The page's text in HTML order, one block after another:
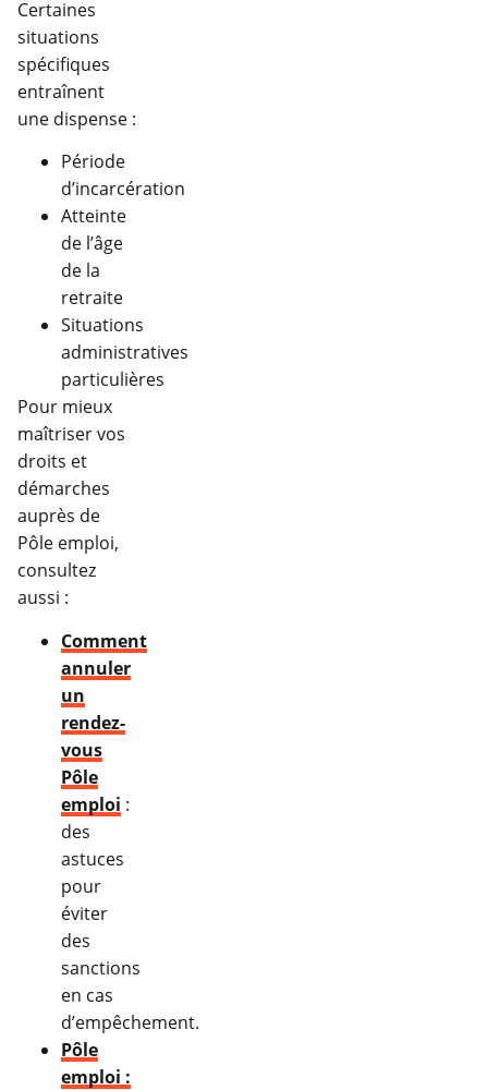
Certaines
situations
spécifiques
entraînent
une dispense :
Période
d’incarcération
Atteinte
de l’âge
de la
retraite
Situations
administratives
particulières
Pour mieux
maîtriser vos
droits et
démarches
auprès de
Pôle emploi,
consultez
aussi :
Comment
annuler
un
rendez-
vous
Pôle
emploi :
des
astuces
pour
éviter
des
sanctions
en cas
d’empêchement.
Pôle
emploi :